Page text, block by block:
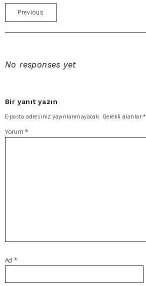
Previous
No responses yet
Bir yanıt yazın
E-posta adresiniz yayınlanmayacak. Gerekli alanlar*
Yorum*
Ad*